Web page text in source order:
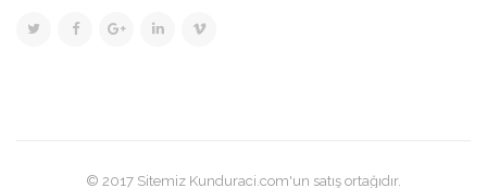
© 2017 Sitemiz Kunduraci.com'un satış ortağıdır.